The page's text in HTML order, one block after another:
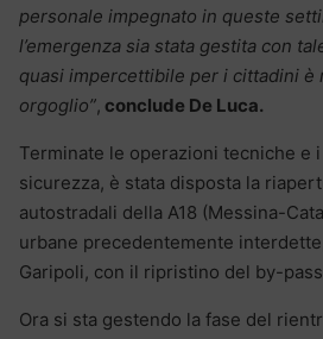
personale impegnato in queste
l’emergenza sia stata gestita con
quasi impercettibile per i cittadini è
orgoglio”, conclude De Luca.
Terminate le operazioni tecniche e
sicurezza, è stata disposta la
autostradali della A18 (Messina-
urbane precedentemente
Garipoli, con il ripristino del by-
Ora si sta gestendo la fase del